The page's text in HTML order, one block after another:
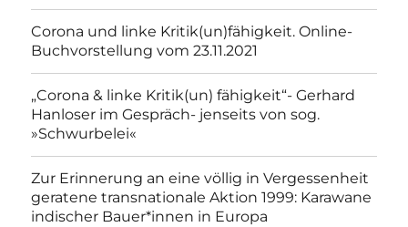
Corona und linke Kritik(un)fähigkeit. Online-
Buchvorstellung vom 23.11.2021
„Corona & linke Kritik(un) fähigkeit“- Gerhard
Hanloser im Gespräch- jenseits von sog.
»Schwurbelei«
Zur Erinnerung an eine völlig in Vergessenheit
geratene transnationale Aktion 1999: Karawane
indischer Bauer*innen in Europa